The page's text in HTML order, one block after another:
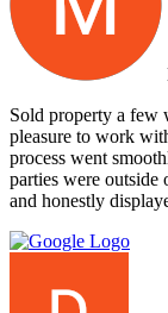
Sold property a few
pleasure to work
process went
parties were outside
and honestly